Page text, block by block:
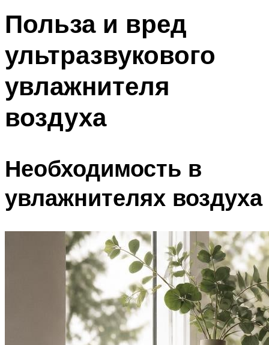
Меню
Польза и вред
ультразвукового
увлажнителя
воздуха
Необходимость в
увлажнителях воздуха